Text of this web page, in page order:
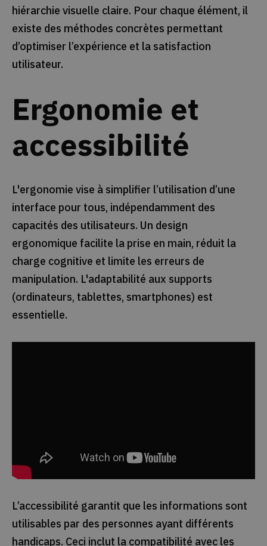
hiérarchie visuelle claire. Pour chaque élément, il
existe des méthodes concrètes permettant
d’optimiser l’expérience et la satisfaction
utilisateur.
Ergonomie et
accessibilité
L'ergonomie vise à simplifier l’utilisation d’une
interface pour tous, indépendamment des
capacités des utilisateurs. Un design
ergonomique facilite la prise en main, réduit la
charge cognitive et limite les erreurs de
manipulation. L'adaptabilité aux supports
(ordinateurs, tablettes, smartphones) est
essentielle.
L’accessibilité garantit que les informations sont
utilisables par des personnes ayant différents
handicaps. Ceci inclut la compatibilité avec les